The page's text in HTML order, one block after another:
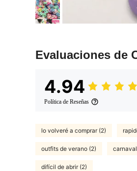
Evaluaciones de
4.94
Política de Reseñas
lo volveré a comprar (2)
outfits de verano (2)
difícil de abrir (2)